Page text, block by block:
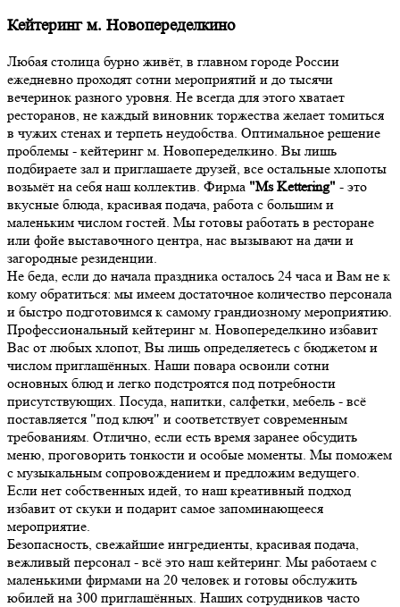
Кейтеринг м. Новопеределкино
Любая столица бурно живёт, в главном городе России
ежедневно проходят сотни мероприятий и до тысячи
вечеринок разного уровня. Не всегда для этого хватает
ресторанов, не каждый виновник торжества желает томиться
в чужих стенах и терпеть неудобства. Оптимальное решение
проблемы - кейтеринг м. Новопеределкино. Вы лишь
подбираете зал и приглашаете друзей, все остальные хлопоты
возьмёт на себя наш коллектив. Фирма "Ms Kettering" - это
вкусные блюда, красивая подача, работа с большим и
маленьким числом гостей. Мы готовы работать в ресторане
или фойе выставочного центра, нас вызывают на дачи и
загородные резиденции.
Не беда, если до начала праздника осталось 24 часа и Вам не к
кому обратиться: мы имеем достаточное количество персонала
и быстро подготовимся к самому грандиозному мероприятию.
Профессиональный кейтеринг м. Новопеределкино избавит
Вас от любых хлопот, Вы лишь определяетесь с бюджетом и
числом приглашённых. Наши повара освоили сотни
основных блюд и легко подстроятся под потребности
присутствующих. Посуда, напитки, салфетки, мебель - всё
поставляется "под ключ" и соответствует современным
требованиям. Отлично, если есть время заранее обсудить
меню, проговорить тонкости и особые моменты. Мы поможем
с музыкальным сопровождением и предложим ведущего.
Если нет собственных идей, то наш креативный подход
избавит от скуки и подарит самое запоминающееся
мероприятие.
Безопасность, свежайшие ингредиенты, красивая подача,
вежливый персонал - всё это наш кейтеринг. Мы работаем с
маленькими фирмами на 20 человек и готовы обслужить
юбилей на 300 приглашённых. Наших сотрудников часто